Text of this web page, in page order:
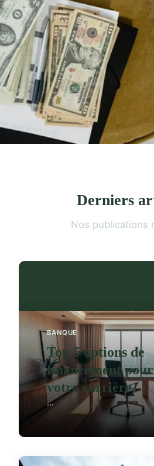
Derniers
Nos publications
BANQUE
Top 5 options de
financement
votre carrière
...